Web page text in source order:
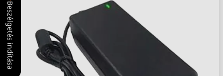
Beszélgetés indítása